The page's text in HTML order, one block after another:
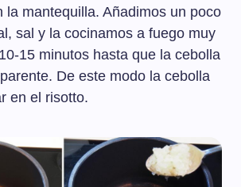
la mantequilla. Añadimos un poco
sal y la cocinamos a fuego muy
15 minutos hasta que la cebolla
De este modo la cebolla
en el risotto.